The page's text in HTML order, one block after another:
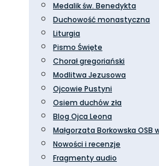
Medalik św. Benedykta
Duchowość monastyczna
Liturgia
Pismo Święte
Chorał gregoriański
Modlitwa Jezusowa
Ojcowie Pustyni
Osiem duchów zła
Blog Ojca Leona
Małgorzata Borkowska OSB
Nowości i recenzje
Fragmenty audio